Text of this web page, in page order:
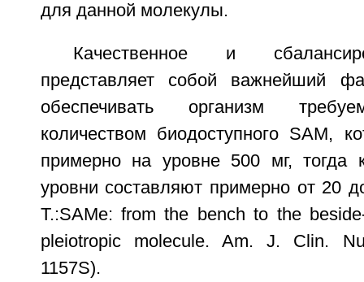
для данной молекулы.
Качественное и
представляет собой важнейший
обеспечивать организм
количеством биодоступного SAM,
примерно на уровне 500 мг, тогда
уровни составляют примерно от 20
T.:SAMe: from the bench to the
pleiotropic molecule. Am. J. Clin.
1157S).